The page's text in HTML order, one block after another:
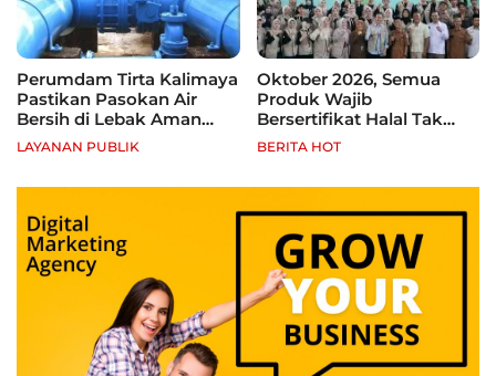
Perumdam Tirta Kalimaya
Pastikan Pasokan Air
Bersih di Lebak Aman
Selama Kemarau
LAYANAN PUBLIK
Oktober 2026, Semua
Produk Wajib
Bersertifikat Halal Tak
Kantongi Sertifikat Halal,
Pelaku Usaha Terancam
BERITA HOT